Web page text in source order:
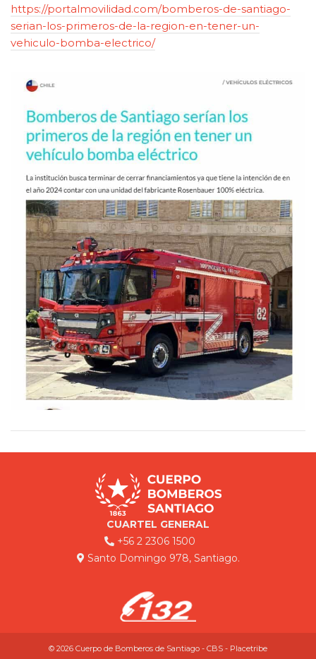
https://portalmovilidad.com/bomberos-de-santiago-
serian-los-primeros-de-la-region-en-tener-un-
vehiculo-bomba-electrico/
CUARTEL GENERAL
+56 2 2306 1500
Santo Domingo 978, Santiago.
© 2026 Cuerpo de Bomberos de Santiago - CBS - Placetribe